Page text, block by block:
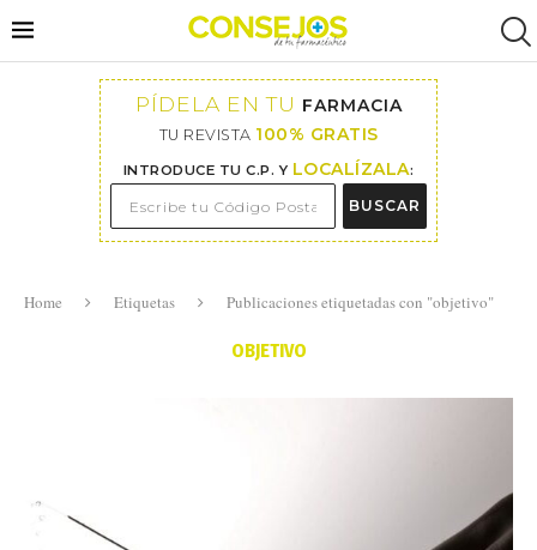
PÍDELA EN TU FARMACIA
TU REVISTA 100% GRATIS
INTRODUCE TU C.P. Y LOCALÍZALA:
BUSCAR
Home Etiquetas Publicaciones etiquetadas con "objetivo"
OBJETIVO